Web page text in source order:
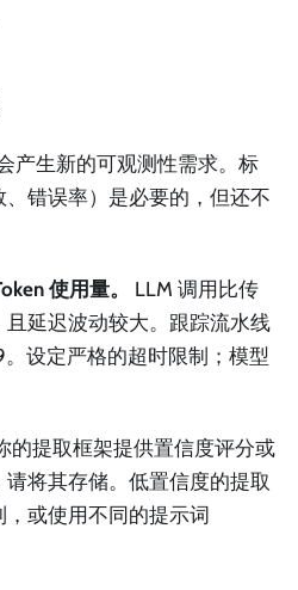
产生新的可观测性需求。标
错误率）是必要的，但还不
使用量。
LLM 调用比传
延迟波动较大。跟踪流水线
设定严格的超时限制；模型
的提取框架提供置信度评分或
将其存储。低置信度的提取
或使用不同的提示词